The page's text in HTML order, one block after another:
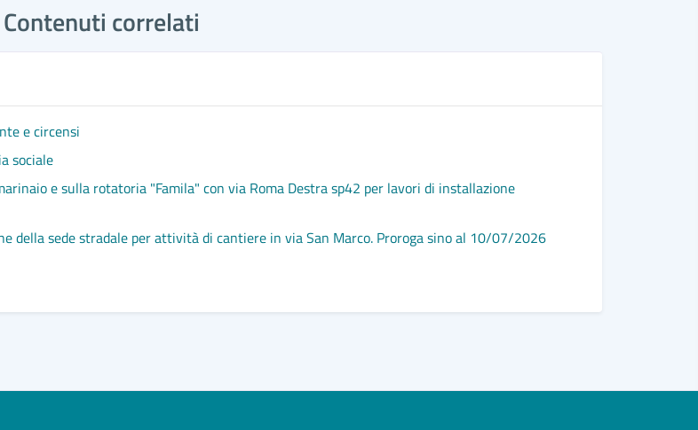
Contenuti correlati
e circensi
sociale
e sulla rotatoria "Famila" con via Roma Destra sp42 per lavori di installazione
della sede stradale per attività di cantiere in via San Marco. Proroga sino al 10/07/2026